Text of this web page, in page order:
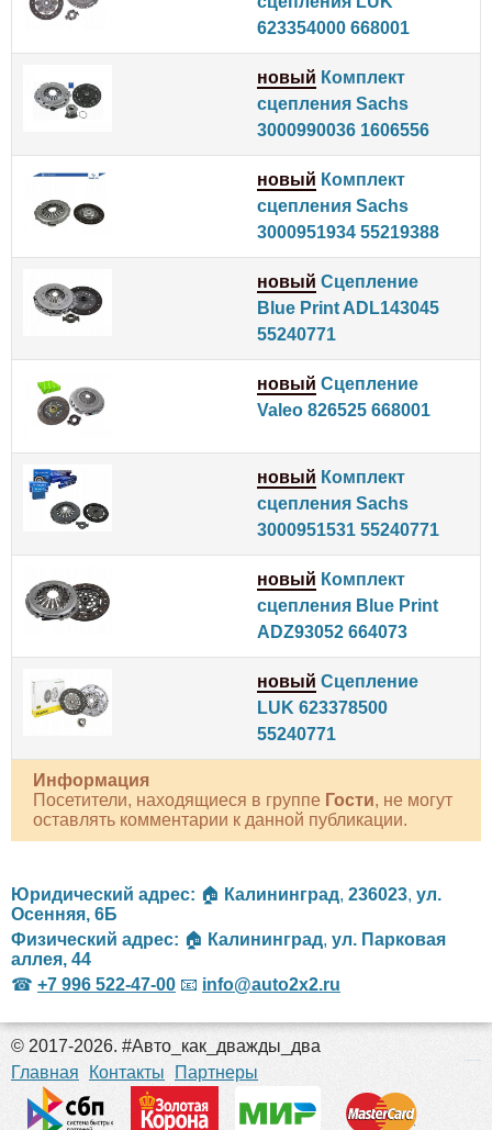
623354000 668001
новый Комплект
сцепления Sachs
3000990036 1606556
новый Комплект
сцепления Sachs
3000951934 55219388
новый Сцепление
Blue Print ADL143045
55240771
новый Сцепление
Valeo 826525 668001
новый Комплект
сцепления Sachs
3000951531 55240771
новый Комплект
сцепления Blue Print
ADZ93052 664073
новый Сцепление
LUK 623378500
55240771
Информация
Посетители, находящиеся в группе Гости, не могут
оставлять комментарии к данной публикации.
Юридический адрес: 🏠 Калининград, 236023, ул.
Осенняя, 6Б
Физический адрес: 🏠 Калининград, ул. Парковая
аллея, 44
☎ +7 996 522-47-00 📧 info@auto2x2.ru
© 2017-2026. #Авто_как_дважды_два
Главная
Контакты Партнеры